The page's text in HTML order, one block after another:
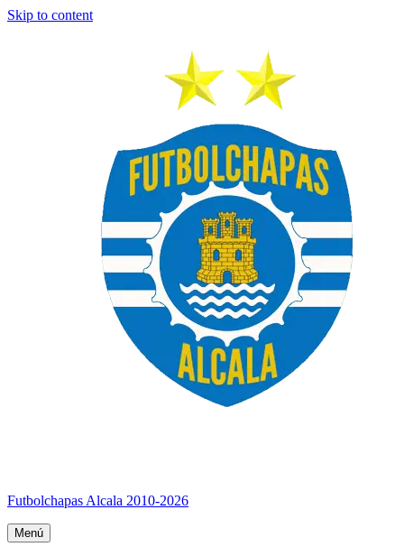
Skip to content
Futbolchapas Alcala 2010-2026
Menú